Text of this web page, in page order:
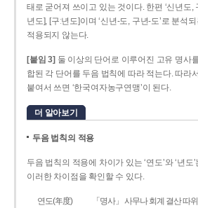
태로 굳어져 쓰이고 있는 것이다. 한편 ‘신년도,
년도], [구ː년도]이며 ‘신년­-도, 구년-­도’로 분석
적용되지 않는다.
[붙임 3] 둘 이상의 단어로 이루어진 고유 명사
합된 각 단어를 두음 법칙에 따라 적는다. 따라
붙여서 쓰면 ‘한국여자농구연맹’이 된다.
더 알아보기
두음 법칙의 적용
두음 법칙의 적용에 차이가 있는 ‘연도’와 ‘년도
이러한 차이점을 확인할 수 있다.
연도(年度)
「명사」 사무나 회계 결산 따